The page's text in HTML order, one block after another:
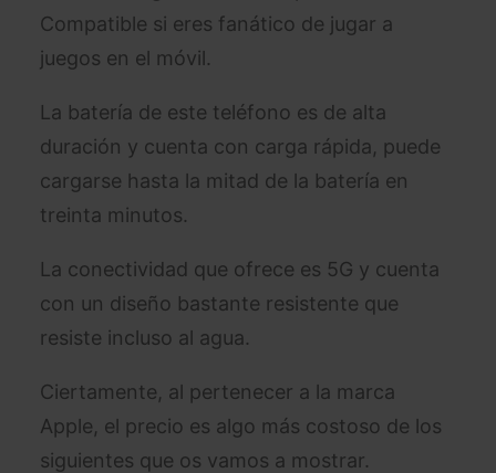
Compatible si eres fanático de jugar a
juegos en el móvil.
La batería de este teléfono es de alta
duración y cuenta con carga rápida, puede
cargarse hasta la mitad de la batería en
treinta minutos.
La conectividad que ofrece es 5G y cuenta
con un diseño bastante resistente que
resiste incluso al agua.
Ciertamente, al pertenecer a la marca
Apple, el precio es algo más costoso de los
siguientes que os vamos a mostrar.